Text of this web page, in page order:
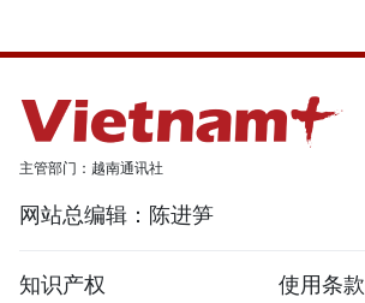
主管部门：越南通讯社
网站总编辑：陈进笋
知识产权 使用条款